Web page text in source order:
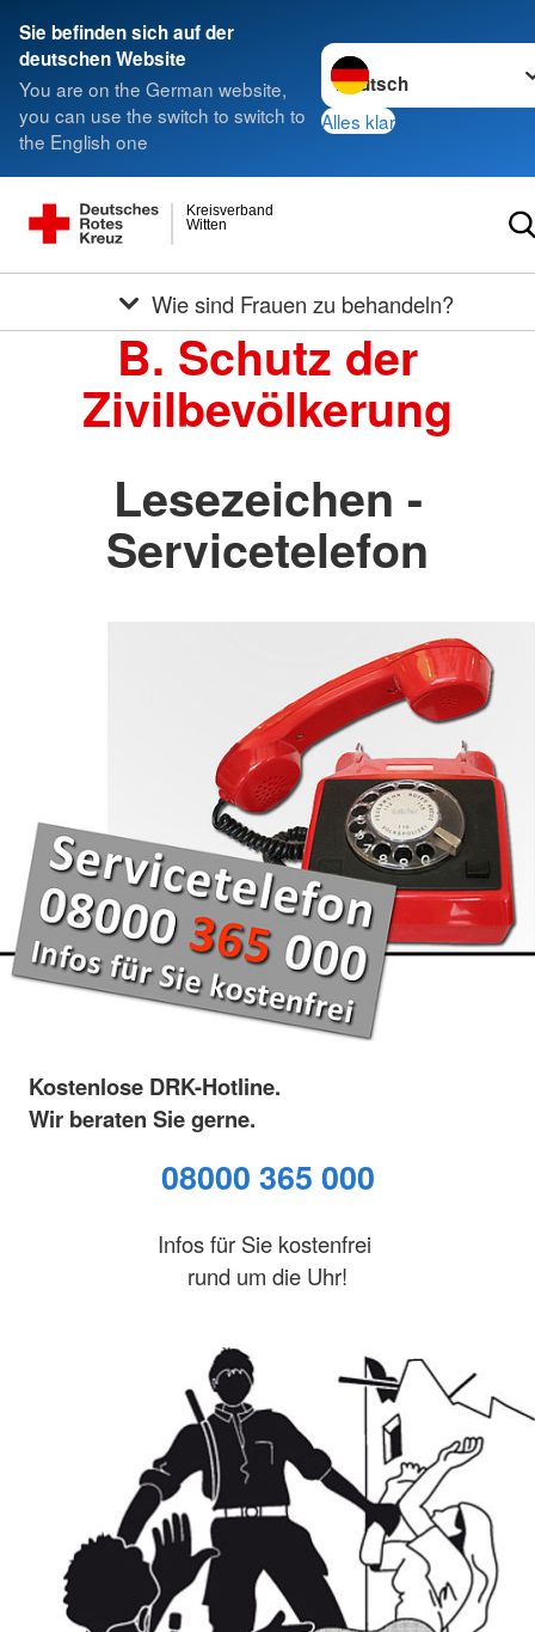
Sie befinden sich auf der
deutschen Website
You are on the German website,
you can use the switch to switch to
the English one
Sprache wechseln zu
Alles klar
Witten
Kreisverband
Wie sind Frauen zu behandeln?
B. Schutz der
Zivilbevölkerung
Lesezeichen -
Servicetelefon
Kostenlose DRK-Hotline.
Wir beraten Sie gerne.
08000 365 000
Infos für Sie kostenfrei
rund um die Uhr!